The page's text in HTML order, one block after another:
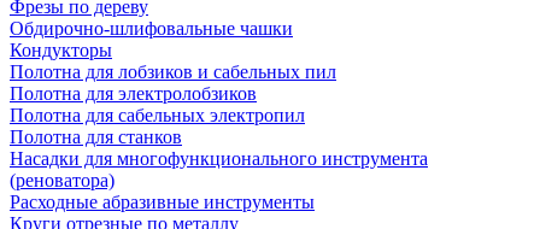
Фрезы по дереву
Обдирочно-шлифовальные чашки
Кондукторы
Полотна для лобзиков и сабельных пил
Полотна для электролобзиков
Полотна для сабельных электропил
Полотна для станков
Насадки для многофункционального инструмента
(реноватора)
Расходные абразивные инструменты
Круги отрезные по металлу